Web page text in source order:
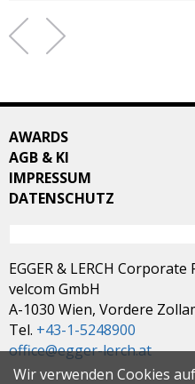
AWARDS
AGB & KI
IMPRESSUM
DATENSCHUTZ
EGGER & LERCH
velcom GmbH
A-1030 Wien, Vordere
Tel. +43-1-5248900
office@egger-lerch.at
Wir verwenden Cookies